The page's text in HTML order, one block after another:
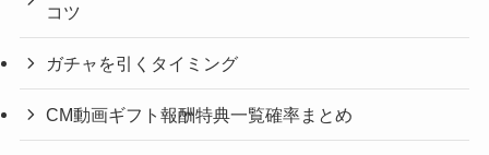
コツ
ガチャを引くタイミング
CM動画ギフト報酬特典一覧確率まとめ